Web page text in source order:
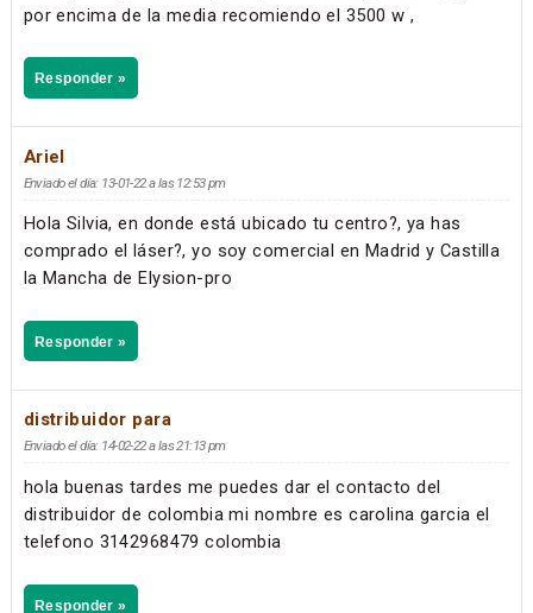
por encima de la media recomiendo el 3500 w ,
Responder »
Ariel
Enviado el día: 13-01-22 a las 12:53 pm
Hola Silvia, en donde está ubicado tu centro?, ya has
comprado el láser?, yo soy comercial en Madrid y Castilla
la Mancha de Elysion-pro
Responder »
distribuidor para
Enviado el día: 14-02-22 a las 21:13 pm
hola buenas tardes me puedes dar el contacto del
distribuidor de colombia mi nombre es carolina garcia el
telefono 3142968479 colombia
Responder »